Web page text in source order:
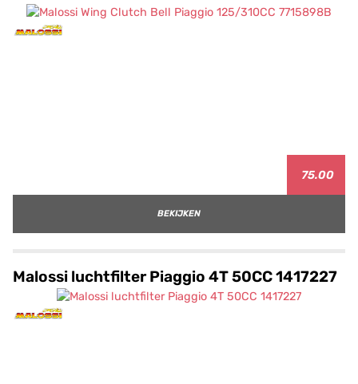
75.00
BEKIJKEN
Malossi luchtfilter Piaggio 4T 50CC 1417227